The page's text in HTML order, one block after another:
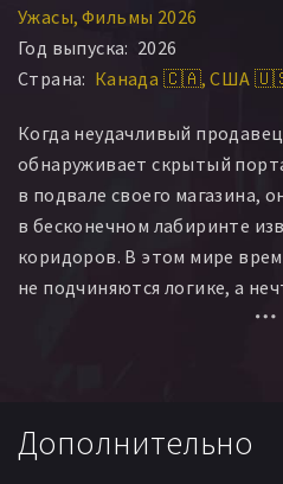
Ужасы Фильмы 2026
Год выпуска: 2026
Страна: Канада 🇨🇦 США
Когда неудачливый
обнаруживает скрытый
в подвале своего магазина,
в бесконечном лабиринте
коридоров. В этом мире
не подчиняются логике, а
скрываться за каждым углом.
Дополнительно